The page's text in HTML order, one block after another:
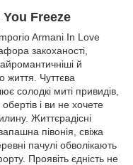
Freeze
Armani In Love
закоханості,
й
життя. Чуттєва
солодкі миті привидів,
і ви не хочете
Життєрадісні
півонія, свіжа
пачулі обволікають
Проявіть єдність не